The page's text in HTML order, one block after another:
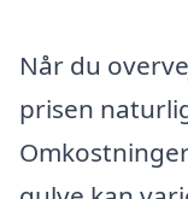
Når du
prisen